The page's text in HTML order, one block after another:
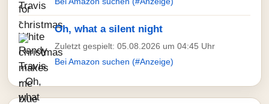
Oh, what a silent night
Zuletzt gespielt: 05.08.2026 um 04:45 Uhr
Bei Amazon suchen (#Anzeige)